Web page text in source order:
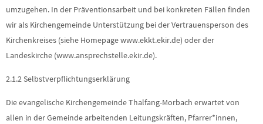
umzugehen. In der Präventionsarbeit und bei konkreten Fällen finden
wir als Kirchengemeinde Unterstützung bei der Vertrauensperson des
Kirchenkreises (siehe Homepage www.ekkt.ekir.de) oder der
Landeskirche (www.ansprechstelle.ekir.de).
2.1.2 Selbstverpflichtungserklärung
Die evangelische Kirchengemeinde Thalfang-Morbach erwartet von
allen in der Gemeinde arbeitenden Leitungskräften, Pfarrer*innen,